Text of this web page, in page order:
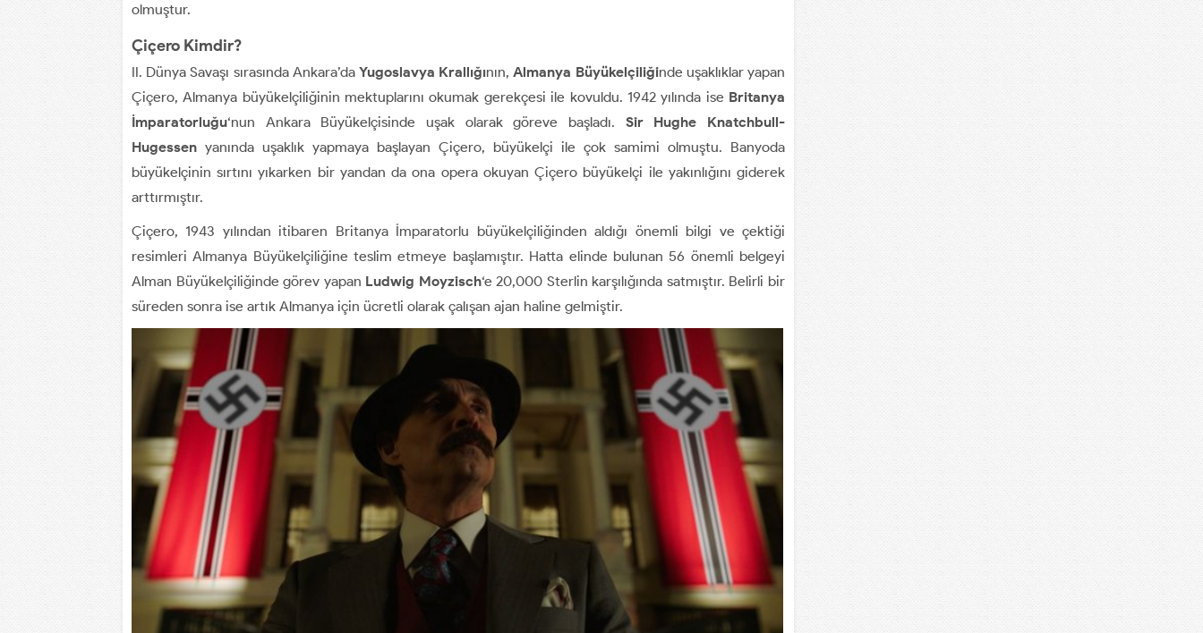
olmuştur.
Çiçero Kimdir?
II. Dünya Savaşı sırasında Ankara’da Yugoslavya Krallığının,Almanya Büyükelçiliğinde uşaklıklar yapan
Çiçero, Almanya büyükelçiliğinin mektuplarını okumak gerekçesi ile kovuldu. 1942 yılında ise Britanya
İmparatorluğu‘nun Ankara Büyükelçisinde uşak olarak göreve başladı. Sir Hughe Knatchbull-
Hugessen yanında uşaklık yapmaya başlayan Çiçero, büyükelçi ile çok samimi olmuştu. Banyoda
büyükelçinin sırtını yıkarken bir yandan da ona opera okuyan Çiçero büyükelçi ile yakınlığını giderek
arttırmıştır.
Çiçero, 1943 yılından itibaren Britanya İmparatorlu büyükelçiliğinden aldığı önemli bilgi ve çektiği
resimleri Almanya Büyükelçiliğine teslim etmeye başlamıştır. Hatta elinde bulunan 56 önemli belgeyi
Alman Büyükelçiliğinde görev yapan Ludwig Moyzisch‘e 20,000 Sterlin karşılığında satmıştır. Belirli bir
süreden sonra ise artık Almanya için ücretli olarak çalışan ajan haline gelmiştir.